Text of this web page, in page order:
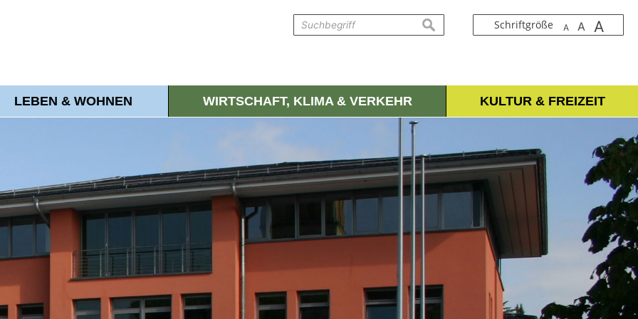
Schriftgröße A A A
suchen
LEBEN & WOHNEN WIRTSCHAFT, KLIMA & VERKEHR KULTUR & FREIZEIT